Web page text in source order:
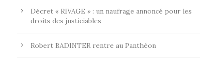
Décret « RIVAGE » : un naufrage annoncé pour les
droits des justiciables
Robert BADINTER rentre au Panthéon